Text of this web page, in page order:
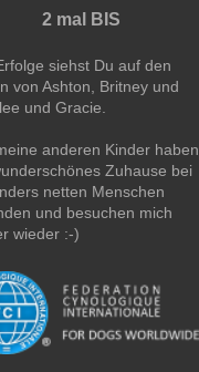
2 mal BIS
siehst Du auf den
von Ashton, Britney und
und Gracie.
anderen Kinder haben
Zuhause bei
netten Menschen
und besuchen mich
wieder :-)